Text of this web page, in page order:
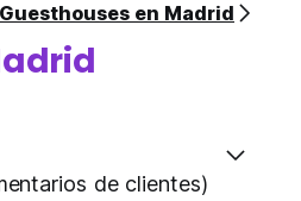
en Madrid
de clientes)